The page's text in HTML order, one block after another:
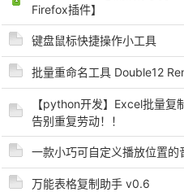
po
jie.
Firefox插件】
键盘鼠标快捷操作小工具
批量重命名工具 Double12
【python开发】Excel批量
告别重复劳动！！
一款小巧可自定义播放位置的
万能表格复制助手 v0.6